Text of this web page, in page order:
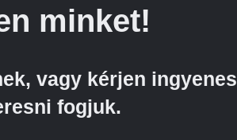
minket!
vagy kérjen ingyenes
fogjuk.